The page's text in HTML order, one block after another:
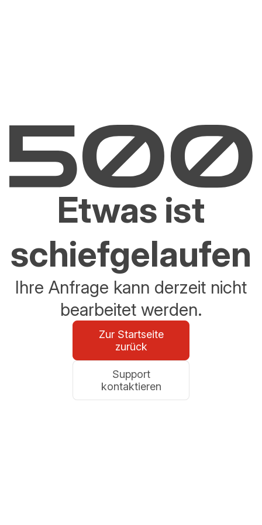
Etwas ist
schiefgelaufen
Ihre Anfrage kann derzeit nicht
bearbeitet werden.
Zur Startseite
zurück
Support
kontaktieren